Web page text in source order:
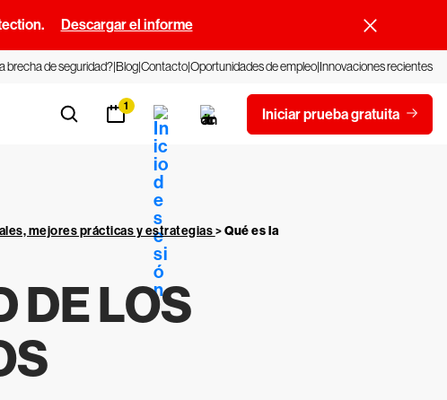
Descargar el informe
brecha de seguridad?BlogContactoOportunidades de empleo Innovaciones recientes
1 Iniciar prueba gratuita
mejores prácticas y estrategias>Qué es la
DE LOS